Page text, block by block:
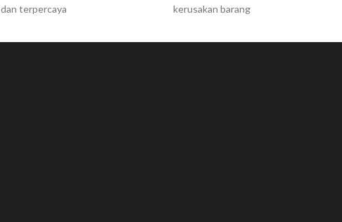
dan terpercaya
kerusakan barang